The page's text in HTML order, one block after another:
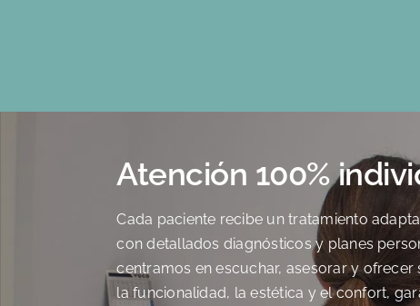
Atención 100%
Cada paciente recibe un tratamiento
con detallados diagnósticos y planes
centramos en escuchar, asesorar y
la funcionalidad, la estética y el confort,